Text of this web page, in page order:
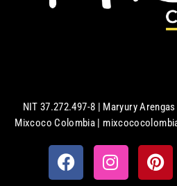
NIT 37.272.497-8 | Maryury
Mixcoco Colombia |